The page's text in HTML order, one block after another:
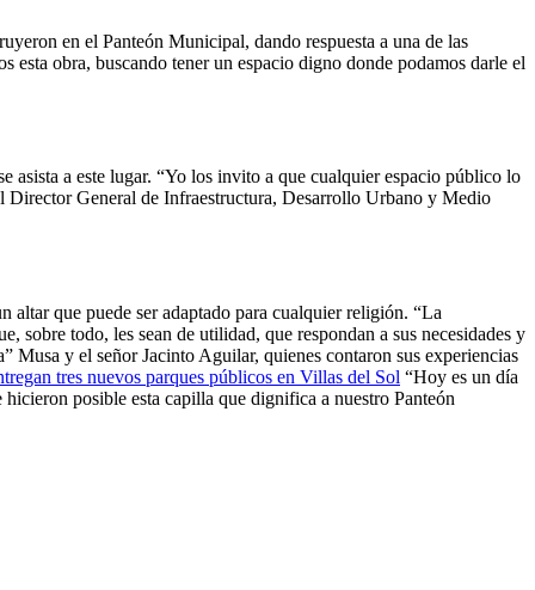
en el Panteón Municipal, dando respuesta a una de las
esta obra, buscando tener un espacio digno donde podamos darle el
a este lugar. “Yo los invito a que cualquier espacio público lo
Director General de Infraestructura, Desarrollo Urbano y Medio
altar que puede ser adaptado para cualquier religión. “La
sobre todo, les sean de utilidad, que respondan a sus necesidades y
Musa y el señor Jacinto Aguilar, quienes contaron sus experiencias
tres nuevos parques públicos en Villas del Sol “Hoy es un día
posible esta capilla que dignifica a nuestro Panteón